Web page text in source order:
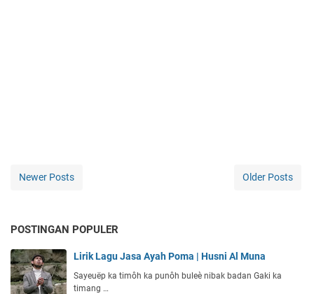
Newer Posts Older Posts
POSTINGAN POPULER
Lirik Lagu Jasa Ayah Poma | Husni Al Muna
Sayeuëp ka timôh ka punôh buleè nibak badan Gaki ka
timang …